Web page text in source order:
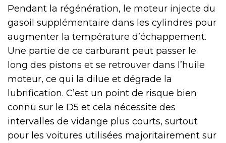
Pendant la régénération, le moteur injecte du
gasoil supplémentaire dans les cylindres pour
augmenter la température d’échappement.
Une partie de ce carburant peut passer le
long des pistons et se retrouver dans l’huile
moteur, ce qui la dilue et dégrade la
lubrification. C’est un point de risque bien
connu sur le D5 et cela nécessite des
intervalles de vidange plus courts, surtout
pour les voitures utilisées majoritairement sur